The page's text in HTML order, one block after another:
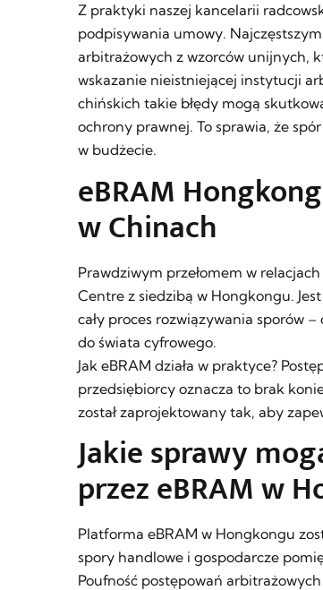
Z praktyki naszej kancelarii
podpisywania umowy.
arbitrażowych z wzorców unijnych,
wskazanie nieistniejącej instytucji
chińskich takie błędy mogą
ochrony prawnej. To sprawia, że
w budżecie.
eBRAM
w Chinach
Prawdziwym przełomem w
Centre z siedzibą w Hongkongu.
cały proces rozwiązywania sporów
do świata cyfrowego.
Jak eBRAM działa w praktyce?
przedsiębiorcy oznacza to brak
został zaprojektowany tak, aby
Jakie sprawy
przez eBRAM w
Platforma eBRAM w Hongkongu
spory handlowe i gospodarcze
Poufność postępowań